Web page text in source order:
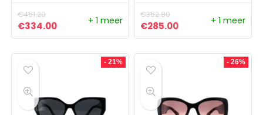
€451.20
Oorspronkelijke prijs was: €451.20.
€334.00Huidige prijs is: €334.00.
+ 1 meer
€352.80
Oorspronkelijke prijs was:
€285.00Huidige prijs is:
+ 1 meer
- 21% - 26%